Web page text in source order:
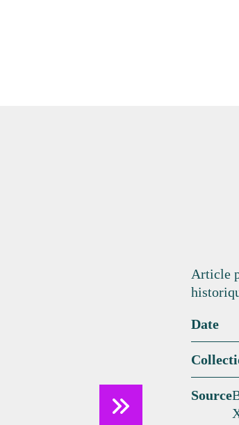
Article
Date
Source